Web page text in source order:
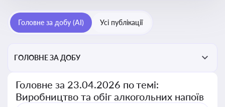
Головне за добу (AI) Усі публікації
ГОЛОВНЕ ЗА ДОБУ
Головне за 23.04.2026 по темі:
Виробництво та обіг алкогольних напоїв